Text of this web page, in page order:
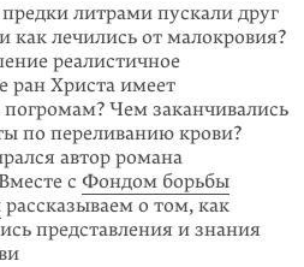
литрами пускали друг
как лечились от малокровия?
реалистичное
ран Христа имеет
Чем заканчивались
по переливанию крови?
автор романа
с Фондом борьбы
рассказываем о том, как
представления и знания